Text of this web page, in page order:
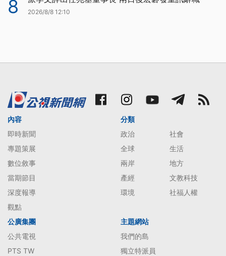
8 2026/8/8 12:10
內容
即時新聞
專題策展
數位敘事
當期節目
深度報導
觀點
分類
政治
社會
全球
生活
兩岸
地方
產經
文教科技
環境
社福人權
公廣集團
公共電視
PTS TW
主題網站
我們的島
獨立特派員